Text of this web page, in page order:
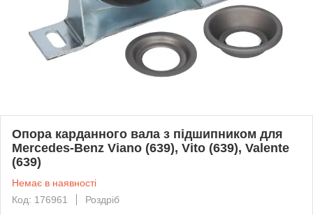
Опора карданного вала з підшипником для
Mercedes-Benz Viano (639), Vito (639), Valente
(639)
Немає в наявності
Код: 176961
Роздріб